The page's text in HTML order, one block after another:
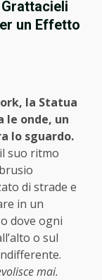
un Effetto
la Statua
le onde, un
lo sguardo.
suo ritmo
di strade e
in un
dove ogni
o sul
mai.